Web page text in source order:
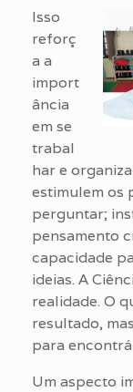
Isso
reforç
a a
import
ância
em se
trabal
har e
estimulem os
perguntar;
pensamento
capacidade
ideias. A
realidade. O
resultado,
para
Um aspecto